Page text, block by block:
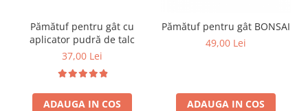
Pămătuf pentru gât cu
aplicator pudră de talc
37,00 Lei
ADAUGA IN COS
Pămătuf pentru gât BONSAI
49,00 Lei
ADAUGA IN COS